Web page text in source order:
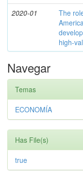
2020-01
The
high-
Navegar
Temas
ECONOMÍA
Has File(s)
true